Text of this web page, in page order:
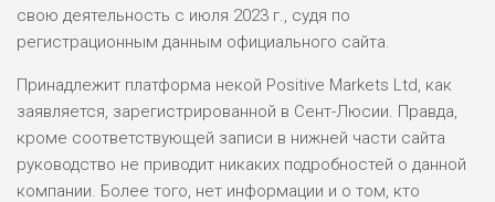
свою деятельность с июля 2023 г., судя по
регистрационным данным официального сайта.
Принадлежит платформа некой Positive Markets Ltd, как
заявляется, зарегистрированной в Сент-Люсии. Правда,
кроме соответствующей записи в нижней части сайта
руководство не приводит никаких подробностей о данной
компании. Более того, нет информации и о том, кто